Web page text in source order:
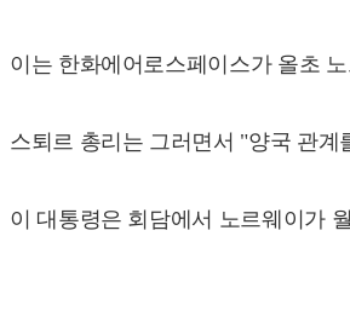
이는 한화에어로스페이스가 올초
스퇴르 총리는 그러면서 "양국 관
이 대통령은 회담에서 노르웨이가